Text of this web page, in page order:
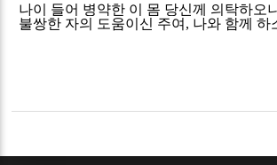
나이 들어 병약한 이 몸 당신께 의탁하오니
불쌍한 자의 도움이신 주여 , 나와 함께 하